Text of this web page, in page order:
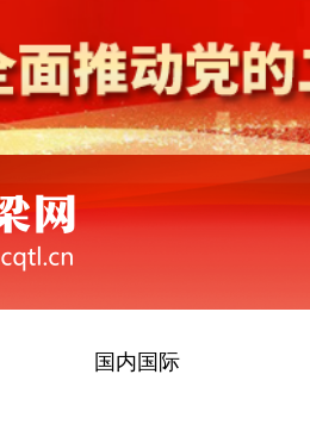
国内国际